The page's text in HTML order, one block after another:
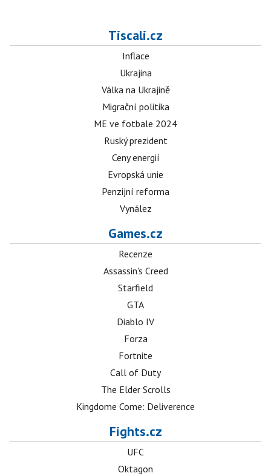
Tiscali.cz
Inflace
Ukrajina
Válka na Ukrajině
Migrační politika
ME ve fotbale 2024
Ruský prezident
Ceny energií
Evropská unie
Penzijní reforma
Vynález
Games.cz
Recenze
Assassin's Creed
Starfield
GTA
Diablo IV
Forza
Fortnite
Call of Duty
The Elder Scrolls
Kingdome Come: Deliverence
Fights.cz
UFC
Oktagon